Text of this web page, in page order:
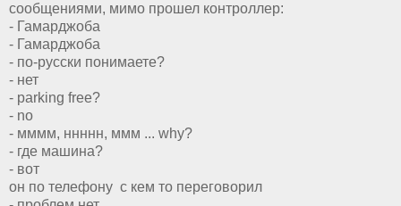
сообщениями, мимо прошел контроллер:
- Гамарджоба
- Гамарджоба
- по-русски понимаете?
- нет
- parking free?
- no
- мммм, ннннн, ммм ... why?
- где машина?
- вот
он по телефону с кем то переговорил